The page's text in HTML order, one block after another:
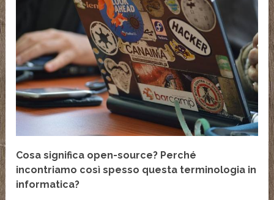
Cosa significa open-source? Perché
incontriamo così spesso questa terminologia in
informatica?